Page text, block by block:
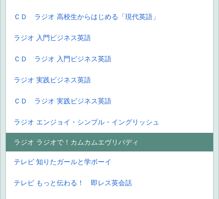
ＣＤ ラジオ 高校生からはじめる「現代英語」
ラジオ 入門ビジネス英語
ＣＤ ラジオ 入門ビジネス英語
ラジオ 実践ビジネス英語
ＣＤ ラジオ 実践ビジネス英語
ラジオ エンジョイ・シンプル・イングリッシュ
ラジオ ラジオで！カムカムエヴリバディ
テレビ 知りたガールと学ボーイ
テレビ もっと伝わる！ 即レス英会話